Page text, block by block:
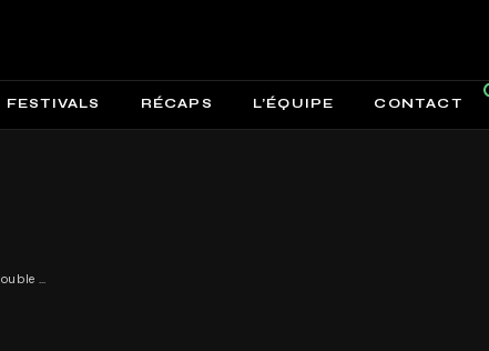
FESTIVALS RÉCAPS L’ÉQUIPE CONTACT
Le Reperkusound #18 c’est déjà ce week-end au Double Mixte !